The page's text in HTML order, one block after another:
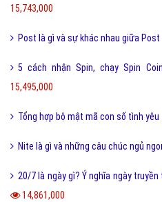
15,743,000
Post là gì và sự khác nhau giữa Post
5 cách nhận Spin, chạy Spin
15,495,000
Tổng hợp bộ mật mã con số tình yêu
Nite là gì và những câu chúc ngủ
20/7 là ngày gì? Ý nghĩa ngày
14,861,000